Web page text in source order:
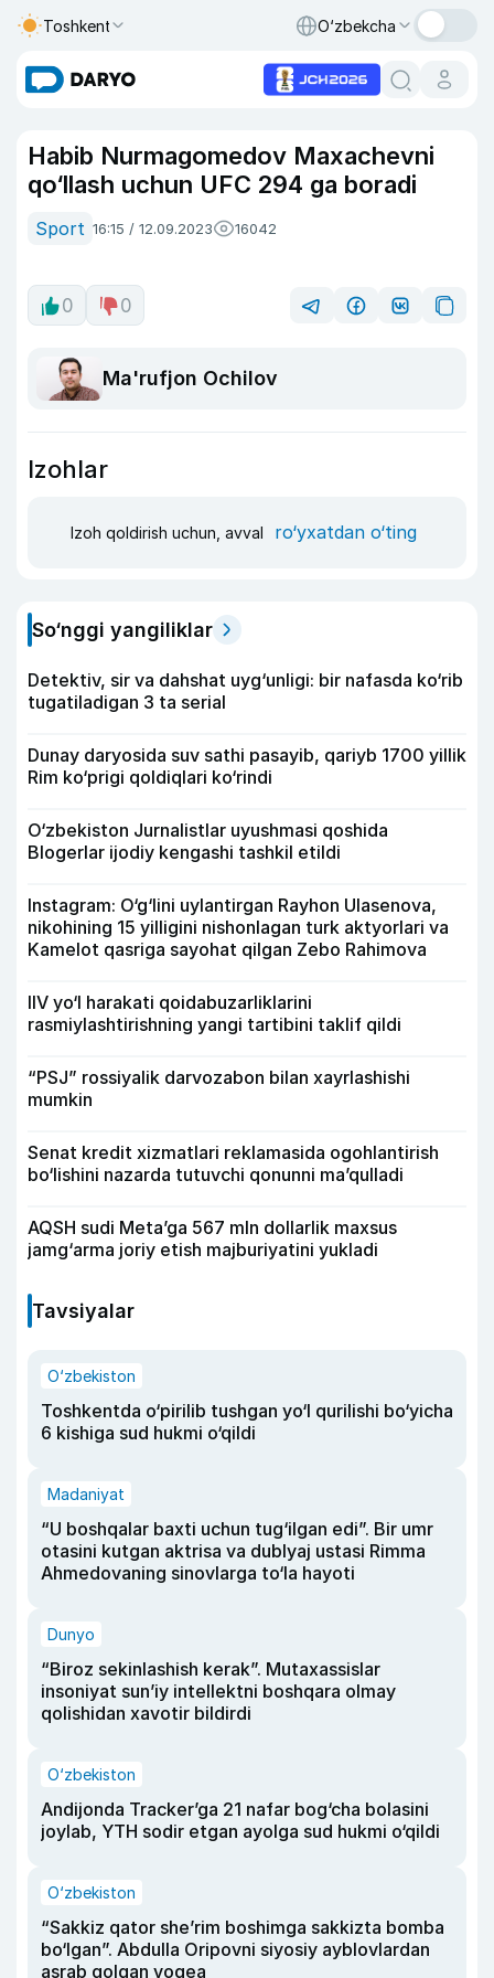
Toshkent O‘zbekcha
Habib Nurmagomedov Maxachevni
qo‘llash uchun UFC 294 ga boradi
Sport 16:15 / 12.09.2023 16042
0 0
Ma'rufjon Ochilov
Izohlar
Izoh qoldirish uchun, avval ro‘yxatdan o‘ting
So‘nggi yangiliklar
Detektiv, sir va dahshat uyg‘unligi: bir nafasda ko‘rib
tugatiladigan 3 ta serial
Dunay daryosida suv sathi pasayib, qariyb 1700 yillik
Rim ko‘prigi qoldiqlari ko‘rindi
O‘zbekiston Jurnalistlar uyushmasi qoshida
Blogerlar ijodiy kengashi tashkil etildi
Instagram: O‘g‘lini uylantirgan Rayhon Ulasenova,
nikohining 15 yilligini nishonlagan turk aktyorlari va
Kamelot qasriga sayohat qilgan Zebo Rahimova
IIV yo‘l harakati qoidabuzarliklarini
rasmiylashtirishning yangi tartibini taklif qildi
“PSJ” rossiyalik darvozabon bilan xayrlashishi
mumkin
Senat kredit xizmatlari reklamasida ogohlantirish
bo‘lishini nazarda tutuvchi qonunni ma’qulladi
AQSH sudi Meta’ga 567 mln dollarlik maxsus
jamg‘arma joriy etish majburiyatini yukladi
Tavsiyalar
O‘zbekiston
Toshkentda o‘pirilib tushgan yo‘l qurilishi bo‘yicha
6 kishiga sud hukmi o‘qildi
Madaniyat
“U boshqalar baxti uchun tug‘ilgan edi”. Bir umr
otasini kutgan aktrisa va dublyaj ustasi Rimma
Ahmedovaning sinovlarga to‘la hayoti
Dunyo
“Biroz sekinlashish kerak”. Mutaxassislar
insoniyat sun’iy intellektni boshqara olmay
qolishidan xavotir bildirdi
O‘zbekiston
Andijonda Tracker’ga 21 nafar bog‘cha bolasini
joylab, YTH sodir etgan ayolga sud hukmi o‘qildi
O‘zbekiston
“Sakkiz qator she’rim boshimga sakkizta bomba
bo‘lgan”. Abdulla Oripovni siyosiy ayblovlardan
asrab qolgan voqea